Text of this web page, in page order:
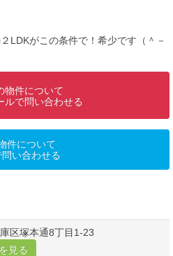
LDKがこの条件で！希少です（＾－
物件について
ルで問い合わせる
件について
問い合わせる
区塚本通8丁目1-23
見る